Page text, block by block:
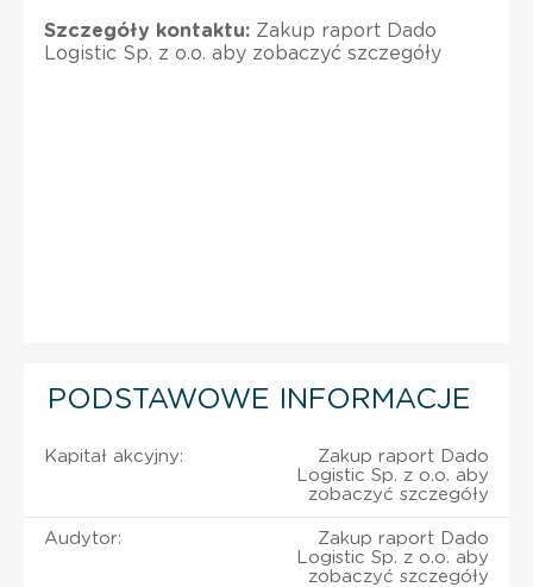
Szczegóły kontaktu: Zakup raport Dado
Logistic Sp. z o.o. aby zobaczyć szczegóły
PODSTAWOWE INFORMACJE
Kapitał akcyjny:
Zakup raport Dado
Logistic Sp. z o.o. aby
zobaczyć szczegóły
Audytor:
Zakup raport Dado
Logistic Sp. z o.o. aby
zobaczyć szczegóły